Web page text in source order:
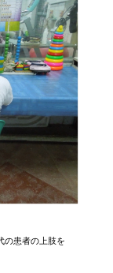
の患者の上肢を